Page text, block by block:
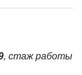
, стаж работы